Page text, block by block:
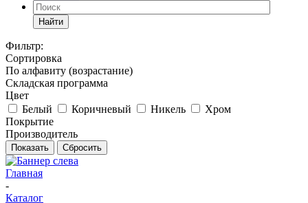
Найти
Фильтр:
Сортировка
По алфавиту (возрастание)
Складская программа
Цвет
Белый
Коричневый Никель
Хром
Покрытие
Производитель
Показать Сбросить
Главная
-
Каталог